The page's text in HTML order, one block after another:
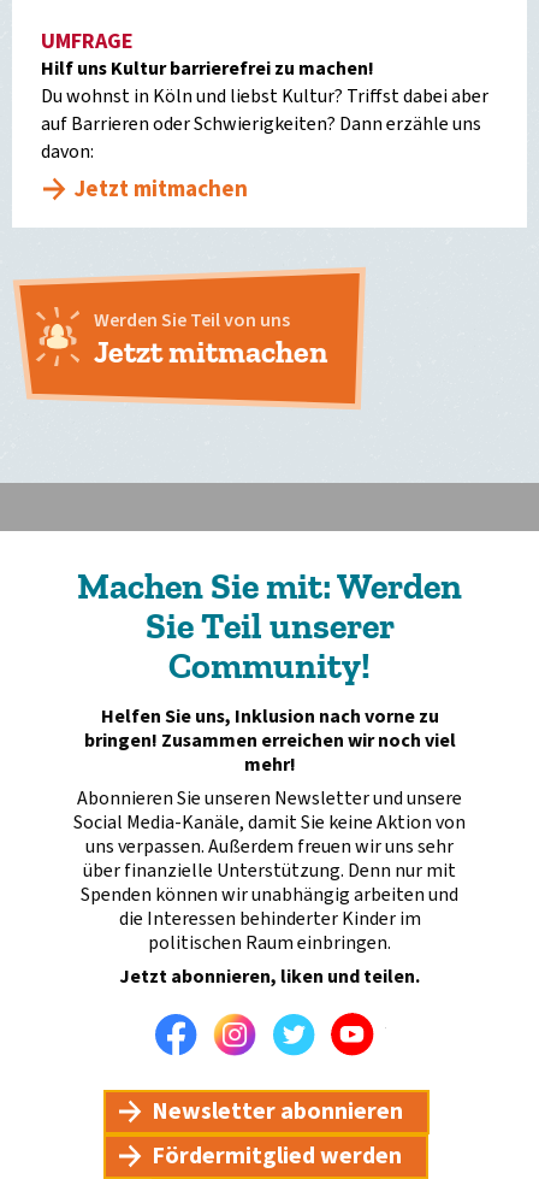
UMFRAGE
Hilf uns Kultur barrierefrei zu machen!
Du wohnst in Köln und liebst Kultur? Triffst dabei aber
auf Barrieren oder Schwierigkeiten? Dann erzähle uns
davon:
Jetzt mitmachen
Werden Sie Teil von uns
Jetzt mitmachen
Machen Sie mit: Werden
Sie Teil unserer
Community!
Helfen Sie uns, Inklusion nach vorne zu
bringen! Zusammen erreichen wir noch viel
mehr!
Abonnieren Sie unseren Newsletter und unsere
Social Media-Kanäle, damit Sie keine Aktion von
uns verpassen. Außerdem freuen wir uns sehr
über finanzielle Unterstützung. Denn nur mit
Spenden können wir unabhängig arbeiten und
die Interessen behinderter Kinder im
politischen Raum einbringen.
Jetzt abonnieren, liken und teilen.
FacebookInstagramTwitterYoutube
Newsletter abonnieren
Fördermitglied werden